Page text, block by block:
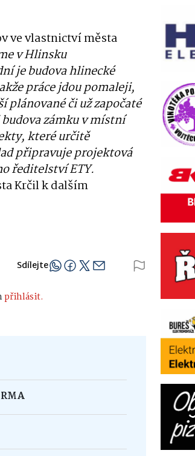
ve vlastnictví města
v Hlinsku
je budova hlinecké
práce jdou pomaleji,
plánované či už započaté
zámku v místní
které určitě
připravuje projektová
ředitelství ETY.
Krčil k dalším
Sdílejte
přihlásit.